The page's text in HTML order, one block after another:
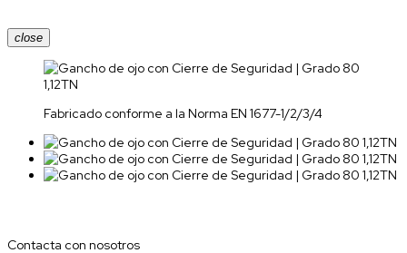
close
Fabricado conforme a la Norma EN 1677-1/2/3/4
Contacta con nosotros